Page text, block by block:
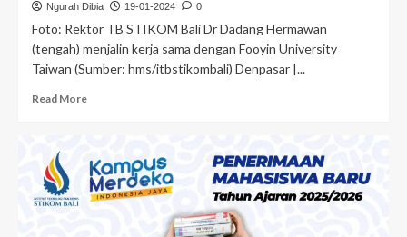
Ngurah Dibia 19-01-2024 0
Foto: Rektor TB STIKOM Bali Dr Dadang Hermawan
(tengah) menjalin kerja sama dengan Fooyin University
Taiwan (Sumber: hms/itbstikombali) Denpasar |...
Read More